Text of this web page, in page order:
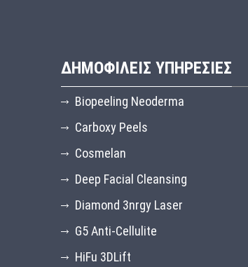
ΔΗΜΟΦΙΛΕΙΣ ΥΠΗΡΕΣΙΕΣ
Biopeeling Neoderma
Carboxy Peels
Cosmelan
Deep Facial Cleansing
Diamond 3nrgy Laser
G5 Anti-Cellulite
HiFu 3DLift